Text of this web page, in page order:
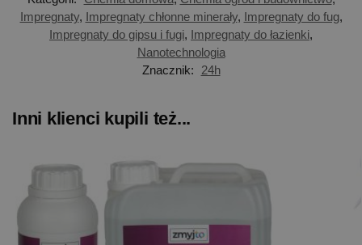
Impregnaty, Impregnaty chłonne minerały, Impregnaty do fug,
Impregnaty do gipsu i fugi, Impregnaty do łazienki,
Nanotechnologia
Znacznik:
24h
Inni klienci kupili też...